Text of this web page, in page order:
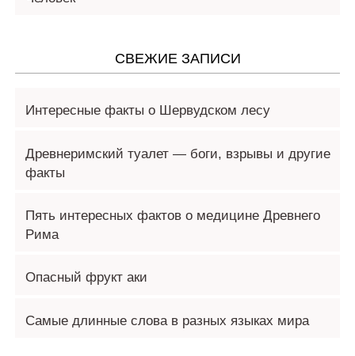
СВЕЖИЕ ЗАПИСИ
Интересные факты о Шервудском лесу
Древнеримский туалет — боги, взрывы и другие
факты
Пять интересных фактов о медицине Древнего
Рима
Опасный фрукт аки
Самые длинные слова в разных языках мира